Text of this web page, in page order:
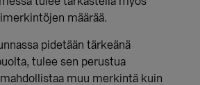
määrää.
pidetään tärkeänä
tulee sen perustua
muu merkintä kuin